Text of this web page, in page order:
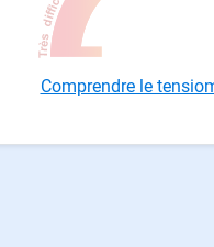
Comprendre le